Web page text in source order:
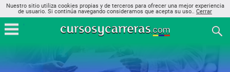
Nuestro sitio utiliza cookies propias y de terceros para ofrecer una mejor experiencia
de usuario. Si continúa navegando consideramos que acepta su uso.. Cerrar